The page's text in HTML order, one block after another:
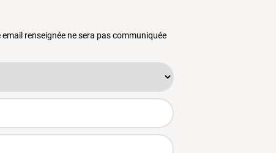
renseignée ne sera pas communiquée